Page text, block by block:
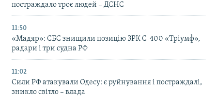
постраждало троє людей – ДСНС
11:50
«Мадяр»: СБС знищили позицію ЗРК С-400 «Тріумф»,
радари і три судна РФ
11:02
Сили РФ атакували Одесу: є руйнування і постраждалі,
зникло світло – влада